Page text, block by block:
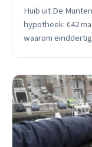
Huib uit De
hypotheek: €42
waarom